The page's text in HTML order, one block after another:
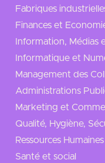
Fabriques
Finances et
Information, Médias
Informatique et
Management des
Administrations
Marketing et
Qualité, Hygiène,
Ressources Humaines
Santé et social